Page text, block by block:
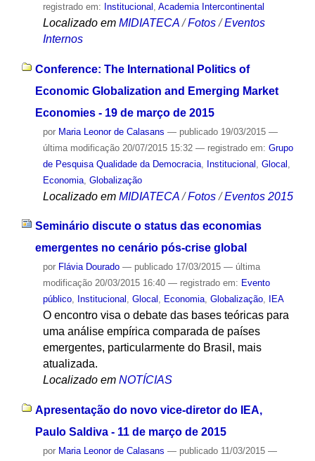
registrado em: Institucional , Academia Intercontinental
Localizado em MIDIATECA /Fotos /Eventos
Internos
Conference: The International Politics of
Economic Globalization and Emerging Market
Economies - 19 de março de 2015
por Maria Leonor de Calasans — publicado19/03/2015 —
última modificação20/07/2015 15:32 — registrado em: Grupo
de Pesquisa Qualidade da Democracia, Institucional Glocal
Economia, Globalização
Localizado em MIDIATECA /Fotos /Eventos 2015
Seminário discute o status das economias
emergentes no cenário pós-crise global
por Flávia Dourado — publicado17/03/2015 — última
modificação20/03/2015 16:40 — registrado em: Evento
público, Institucional , Glocal , Economia, Globalização, IEA
O encontro visa o debate das bases teóricas para
uma análise empírica comparada de países
emergentes, particularmente do Brasil, mais
atualizada.
Localizado em NOTÍCIAS
Apresentação do novo vice-diretor do IEA,
Paulo Saldiva - 11 de março de 2015
por Maria Leonor de Calasans — publicado11/03/2015 —